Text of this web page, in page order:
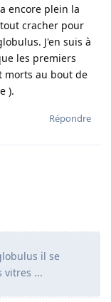
encore plein la
cracher pour
J'en suis à
les premiers
morts au bout de
).
Répondre
il se
vitres ...